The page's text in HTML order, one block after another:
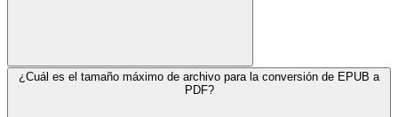
¿Cuál es el tamaño máximo de archivo para la conversión de EPUB a
PDF?